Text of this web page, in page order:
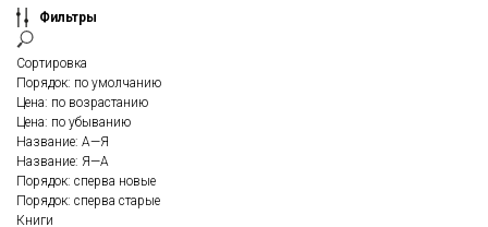
Фильтры
Сортировка
Порядок: по умолчанию
Цена: по возрастанию
Цена: по убыванию
Название: А—Я
Название: Я—А
Порядок: сперва новые
Порядок: сперва старые
Книги